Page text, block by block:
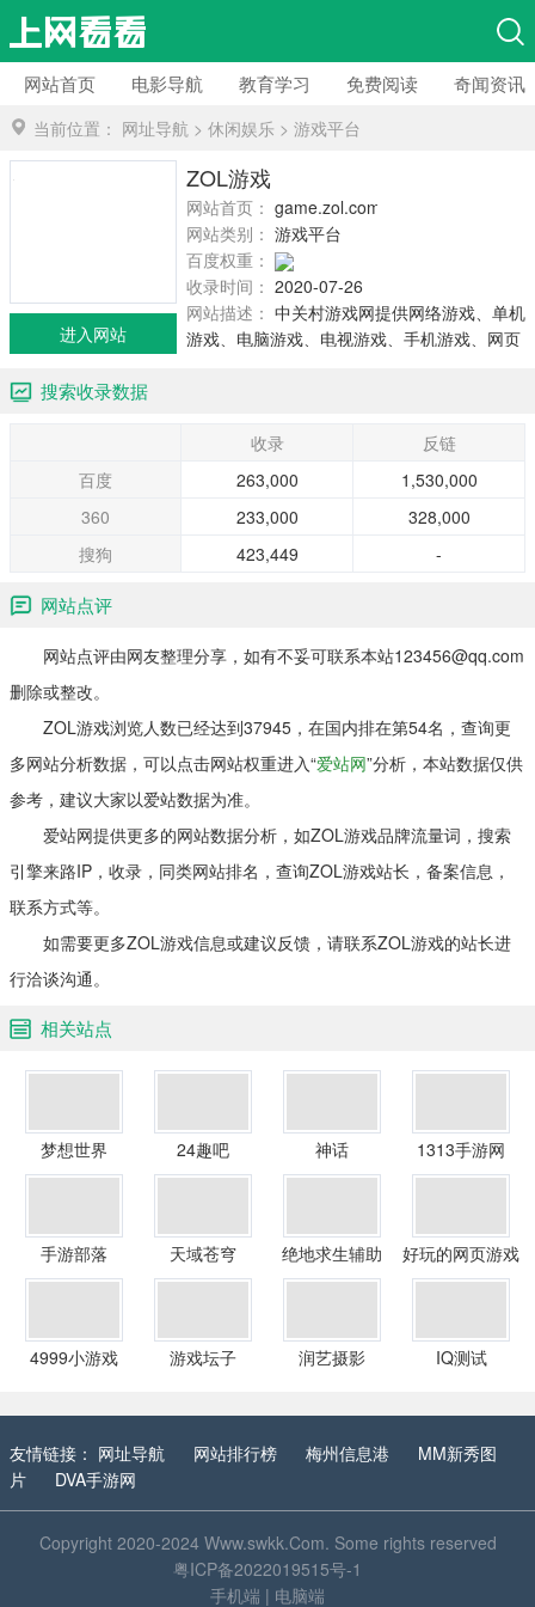
网站首页 电影导航 教育学习 免费阅读 奇闻资讯
当前位置： 网址导航 > 休闲娱乐 > 游戏平台
ZOL游戏
网站首页： game.zol.com.cn
网站类别： 游戏平台
百度权重：
收录时间： 2020-07-26
网站描述： 中关村游戏网提供网络游戏、单机
游戏、电脑游戏、电视游戏、手机游戏、网页
进入网站
搜索收录数据
收录
反链
百度
263,000
1,530,000
360
233,000
328,000
搜狗
423,449 -
网站点评
网站点评由网友整理分享，如有不妥可联系本站123456@qq.com
删除或整改。
ZOL游戏浏览人数已经达到37945，在国内排在第54名，查询更
多网站分析数据，可以点击网站权重进入“爱站网”分析，本站数据仅供
参考，建议大家以爱站数据为准。
爱站网提供更多的网站数据分析，如ZOL游戏品牌流量词，搜索
引擎来路IP，收录，同类网站排名，查询ZOL游戏站长，备案信息，
联系方式等。
如需要更多ZOL游戏信息或建议反馈，请联系ZOL游戏的站长进
行洽谈沟通。
相关站点
梦想世界 24趣吧 神话 1313手游网
手游部落 天域苍穹 绝地求生辅助 好玩的网页游戏
4999小游戏 游戏坛子 润艺摄影 IQ测试
友情链接： 网址导航 网站排行榜 梅州信息港
MM新秀图
片
DVA手游网
Copyright 2020-2024 Www.swkk.Com. Some rights reserved
粤ICP备2022019515号-1
手机端 | 电脑端